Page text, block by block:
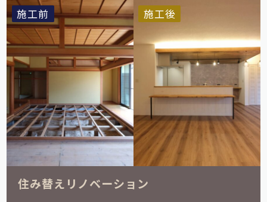
施工前 施工後
住み替えリノベーション